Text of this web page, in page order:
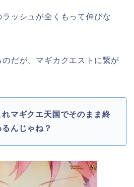
ッシュが全くもって伸びな
だが、マギカクエストに繋が
マギクエ天国でそのまま終
るんじゃね？